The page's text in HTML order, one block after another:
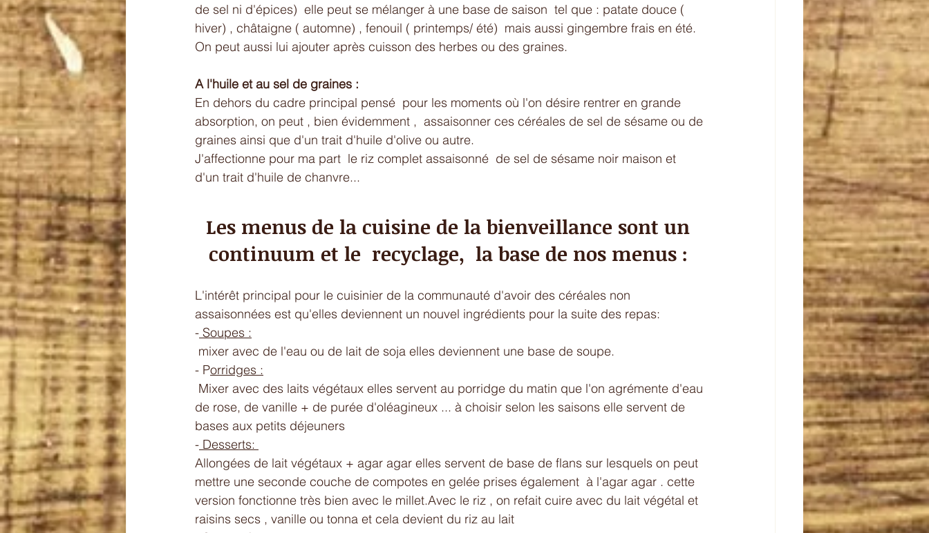
de sel ni d'épices)  elle peut se mélanger à une base de saison  tel que : patate douce (
hiver) , châtaigne ( automne) , fenouil ( printemps/ été)  mais aussi gingembre frais en été.
On peut aussi lui ajouter après cuisson des herbes ou des graines.
A l'huile et au sel de graines :
En dehors du cadre principal pensé  pour les moments où l'on désire rentrer en grande
absorption, on peut , bien évidemment ,  assaisonner ces céréales de sel de sésame ou de
graines ainsi que d'un trait d'huile d'olive ou autre.
J'affectionne pour ma part  le riz complet assaisonné  de sel de sésame noir maison et
d'un trait d'huile de chanvre...
Les menus de la cuisine de la bienveillance sont un
continuum et le  recyclage,  la base de nos menus :
L'intérêt principal pour le cuisinier de la communauté d'avoir des céréales non
assaisonnées est qu'elles deviennent un nouvel ingrédients pour la suite des repas:
- Soupes :
mixer avec de l'eau ou de lait de soja elles deviennent une base de soupe.
- Porridges :
de rose, de vanille + de purée d'oléagineux ... à choisir selon les saisons elle servent de
bases aux petits déjeuners
- Desserts:
Allongées de lait végétaux + agar agar elles servent de base de flans sur lesquels on peut
mettre une seconde couche de compotes en gelée prises également  à l'agar agar . cette
version fonctionne très bien avec le millet.Avec le riz , on refait cuire avec du lait végétal et
raisins secs , vanille ou tonna et cela devient du riz au lait